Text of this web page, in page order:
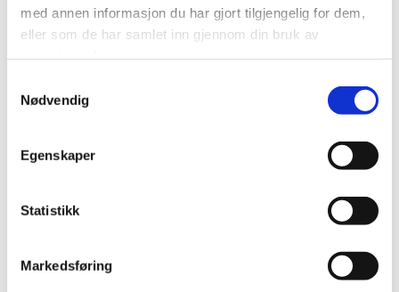
med annen informasjon du har gjort tilgjengelig for dem,
eller som de har samlet inn gjennom din bruk av
Nødvendig
Egenskaper
Statistikk
Markedsføring
Gjøre det mulig for systemet å kjenne igjen faste
brukere for å kunne tilpasse tjenestene.
Iblant anvender vi tredjepartsinformasjonskapsler fra
andre firma for å gjøre markedsundersøkelser og
trafikkmålinger, og for å forbedre funksjonaliteten på
Slik forhindrer du at
helst, men dette gjør at dine personlige innstillinger
forsvinner. Du kan også endre innstillingene i din nettleser